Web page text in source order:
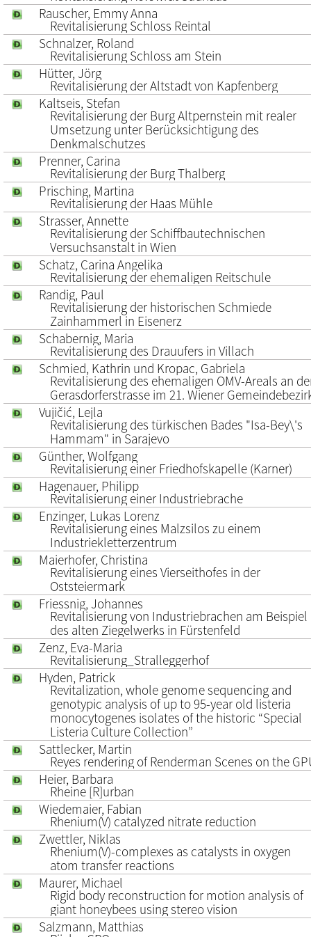
Rauscher, Emmy Anna
Revitalisierung Schloss Reintal
Schnalzer, Roland
Revitalisierung Schloss am Stein
Hütter, Jörg
Revitalisierung der Altstadt von Kapfenberg
Kaltseis, Stefan
Revitalisierung der Burg Altpernstein mit realer
Umsetzung unter Berücksichtigung des
Denkmalschutzes
Prenner, Carina
Revitalisierung der Burg Thalberg
Prisching, Martina
Revitalisierung der Haas Mühle
Strasser, Annette
Revitalisierung der Schiffbautechnischen
Versuchsanstalt in Wien
Schatz, Carina Angelika
Revitalisierung der ehemaligen Reitschule
Randig, Paul
Revitalisierung der historischen Schmiede
Zainhammerl in Eisenerz
Schabernig, Maria
Revitalisierung des Drauufers in Villach
Schmied, Kathrin und Kropac, Gabriela
Revitalisierung des ehemaligen OMV-Areals an
Gerasdorferstrasse im 21. Wiener
Vujičić, Lejla
Revitalisierung des türkischen Bades "Isa-Bey\'s
Hammam" in Sarajevo
Günther, Wolfgang
Revitalisierung einer Friedhofskapelle (Karner)
Hagenauer, Philipp
Revitalisierung einer Industriebrache
Enzinger, Lukas Lorenz
Revitalisierung eines Malzsilos zu einem
Industriekletterzentrum
Maierhofer, Christina
Revitalisierung eines Vierseithofes in der
Oststeiermark
Friessnig, Johannes
Revitalisierung von Industriebrachen am Beispiel
des alten Ziegelwerks in Fürstenfeld
Zenz, Eva-Maria
Revitalisierung_Stralleggerhof
Hyden, Patrick
Revitalization, whole genome sequencing and
genotypic analysis of up to 95-year old listeria
monocytogenes isolates of the historic “Special
Listeria Culture Collection”
Sattlecker, Martin
Reyes rendering of Renderman Scenes on the
Heier, Barbara
Rheine [R]urban
Wiedemaier, Fabian
Rhenium(V) catalyzed nitrate reduction
Zwettler, Niklas
Rhenium(V)-complexes as catalysts in oxygen
atom transfer reactions
Maurer, Michael
Rigid body reconstruction for motion analysis of
giant honeybees using stereo vision
Salzmann, Matthias